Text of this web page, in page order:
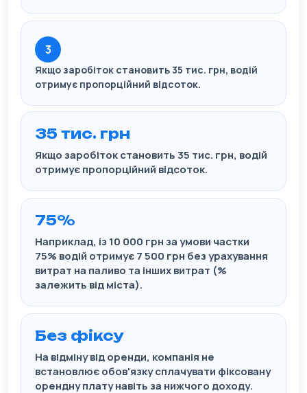
Якщо заробіток становить 35 тис. грн, водій
отримує пропорційний відсоток.
35 тис. грн
Якщо заробіток становить 35 тис. грн, водій
отримує пропорційний відсоток.
75%
Наприклад, із 10 000 грн за умови частки
75% водій отримує 7 500 грн без урахування
витрат на паливо та інших витрат (%
залежить від міста).
Без фіксу
На відміну від оренди, компанія не
встановлює обов'язку сплачувати фіксовану
орендну плату навіть за нижчого доходу.